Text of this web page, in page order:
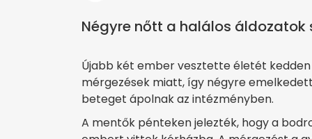
Négyre nőtt a halálos áldozatok
Újabb két ember vesztette életét
mérgezések miatt, így négyre
beteget ápolnak az intézményben.
A mentők pénteken jelezték, hogy a